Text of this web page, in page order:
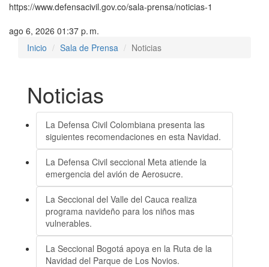
https://www.defensacivil.gov.co/sala-prensa/noticias-1
ago 6, 2026 01:37 p. m.
Inicio
Sala de Prensa Noticias
Noticias
La Defensa Civil Colombiana presenta las
siguientes recomendaciones en esta Navidad.
La Defensa Civil seccional Meta atiende la
emergencia del avión de Aerosucre.
La Seccional del Valle del Cauca realiza
programa navideño para los niños mas
vulnerables.
La Seccional Bogotá apoya en la Ruta de la
Navidad del Parque de Los Novios.